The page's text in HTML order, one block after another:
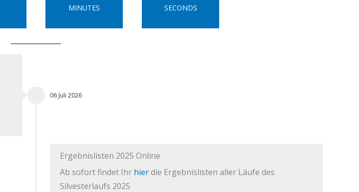
MINUTES SECONDS
06 Juli 2026
Ergebnislisten 2025 Online
Ab sofort findet Ihr hierdie Ergebnislisten aller Läufe des
Silvesterlaufs 2025